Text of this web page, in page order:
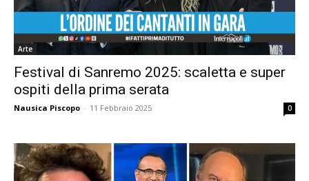
Arte
Festival di Sanremo 2025: scaletta e super
ospiti della prima serata
Nausica Piscopo - 11 Febbraio 2025 0